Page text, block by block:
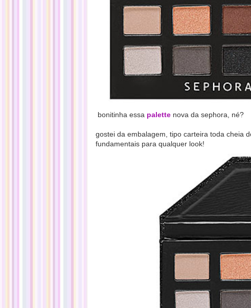
bonitinha essa palette nova da sephora, né?
gostei da embalagem, tipo carteira toda cheia
fundamentais para qualquer look!